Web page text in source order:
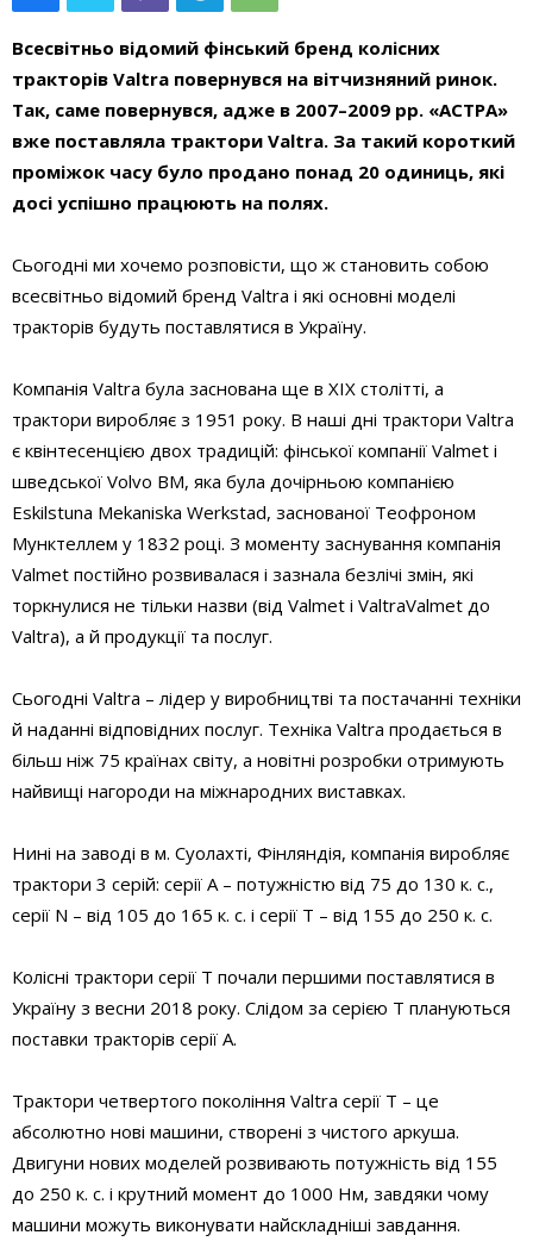
Всесвітньо відомий фінський бренд колісних
тракторів Valtra повернувся на вітчизняний ринок.
Так, саме повернувся, адже в 2007–2009 рр. «АСТРА»
вже поставляла трактори Valtra. За такий короткий
проміжок часу було продано понад 20 одиниць, які
досі успішно працюють на полях.
Сьогодні ми хочемо розповісти, що ж становить собою
всесвітньо відомий бренд Valtra і які основні моделі
тракторів будуть поставлятися в Україну.
Компанія Valtra була заснована ще в ХІХ столітті, а
трактори виробляє з 1951 року. В наші дні трактори Valtra
є квінтесенцією двох традицій: фінської компанії Valmet і
шведської Volvo BM, яка була дочірньою компанією
Eskilstuna Mekaniska Werkstad, заснованої Теофроном
Мунктеллем у 1832 році. З моменту заснування компанія
Valmet постійно розвивалася і зазнала безлічі змін, які
торкнулися не тільки назви (від Valmet і ValtraValmet до
Valtra), а й продукції та послуг.
Сьогодні Valtra – лідер у виробництві та постачанні техніки
й наданні відповідних послуг. Техніка Valtra продається в
більш ніж 75 країнах світу, а новітні розробки отримують
найвищі нагороди на міжнародних виставках.
Нині на заводі в м. Суолахті, Фінляндія, компанія виробляє
трактори 3 серій: серії А – потужністю від 75 до 130 к. с.,
серії N – від 105 до 165 к. с. і серії T – від 155 до 250 к. с.
Колісні трактори серії T почали першими поставлятися в
Україну з весни 2018 року. Слідом за серією T плануються
поставки тракторів серії A.
Трактори четвертого покоління Valtra серії T – це
абсолютно нові машини, створені з чистого аркуша.
Двигуни нових моделей розвивають потужність від 155
до 250 к. с. і крутний момент до 1000 Нм, завдяки чому
машини можуть виконувати найскладніші завдання.